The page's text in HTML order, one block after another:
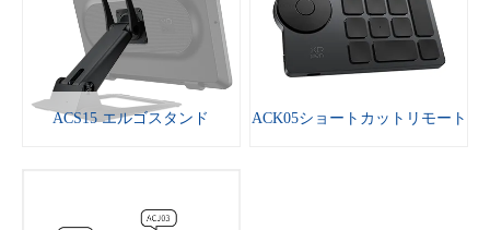
ACS15 エルゴスタンド ACK05ショートカットリモート